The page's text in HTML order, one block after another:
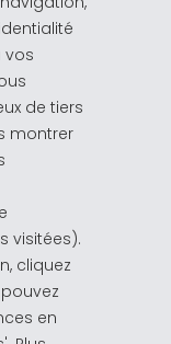
vos
de tiers
montrer
visitées).
cliquez
en